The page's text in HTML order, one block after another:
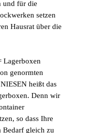
und für die
setzen
Hausrat über die
Lagerboxen
genormten
heißt das
Denn wir
so dass Ihre
Bedarf gleich zu